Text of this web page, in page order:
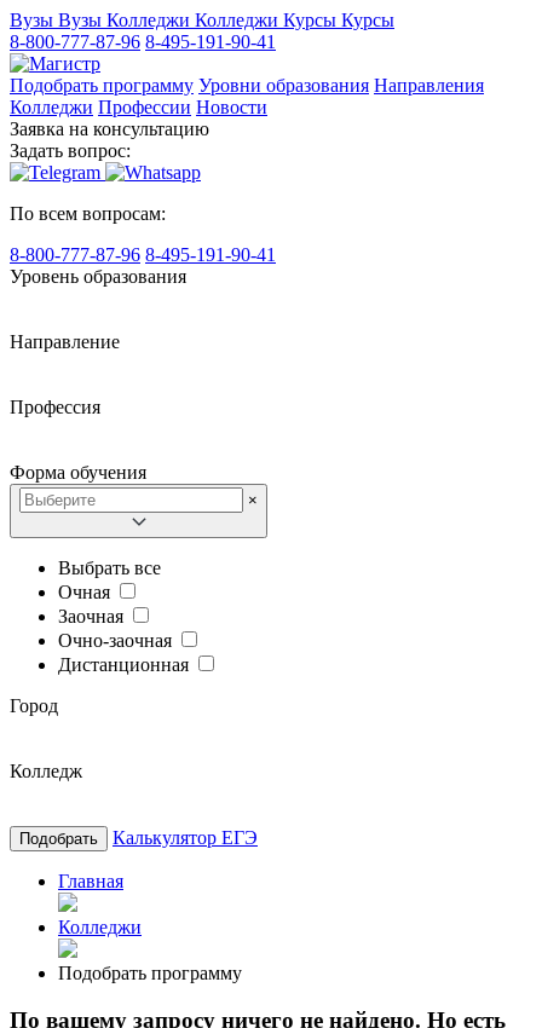
Вузы Вузы Колледжи Колледжи Курсы Курсы
8-800-777-87-96 8-495-191-90-41
Подобрать программу Уровни образования Направления
Колледжи Профессии Новости
Заявка на консультацию
Задать вопрос:
По всем вопросам:
8-800-777-87-96 8-495-191-90-41
Уровень образования
Направление
Профессия
Форма обучения
×
Выбрать все
Очная
Заочная
Очно-заочная
Дистанционная
Город
Колледж
Подобрать Калькулятор ЕГЭ
Главная
Колледжи
Подобрать программу
По вашему запросу ничего не найдено. Но есть